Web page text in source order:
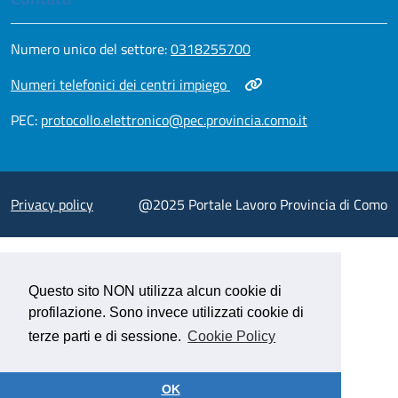
Questo sito NON utilizza alcun cookie di
profilazione. Sono invece utilizzati cookie di
terze parti e di sessione. Cookie Policy
OK
Numero unico del settore:Apri in nuova scheda
0318255700
Apri in nuova scheda
Numeri telefonici dei centri impiego
PEC: Apri in nuova scheda
protocollo.elettronico@pec.provincia.como.it
Apri in nuova scheda
Privacy policy @2025 Portale Lavoro Provincia di Como